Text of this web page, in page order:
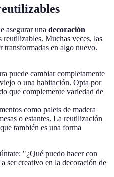
asegurar una decoración
reutilizables. Muchas veces, las
transformadas en algo nuevo.
puede cambiar completamente
o una habitación. Opta por
que complemente variedad de
como palets de madera
o estantes. La reutilización
también es una forma
"¿Qué puedo hacer con
ser creativo en la decoración de